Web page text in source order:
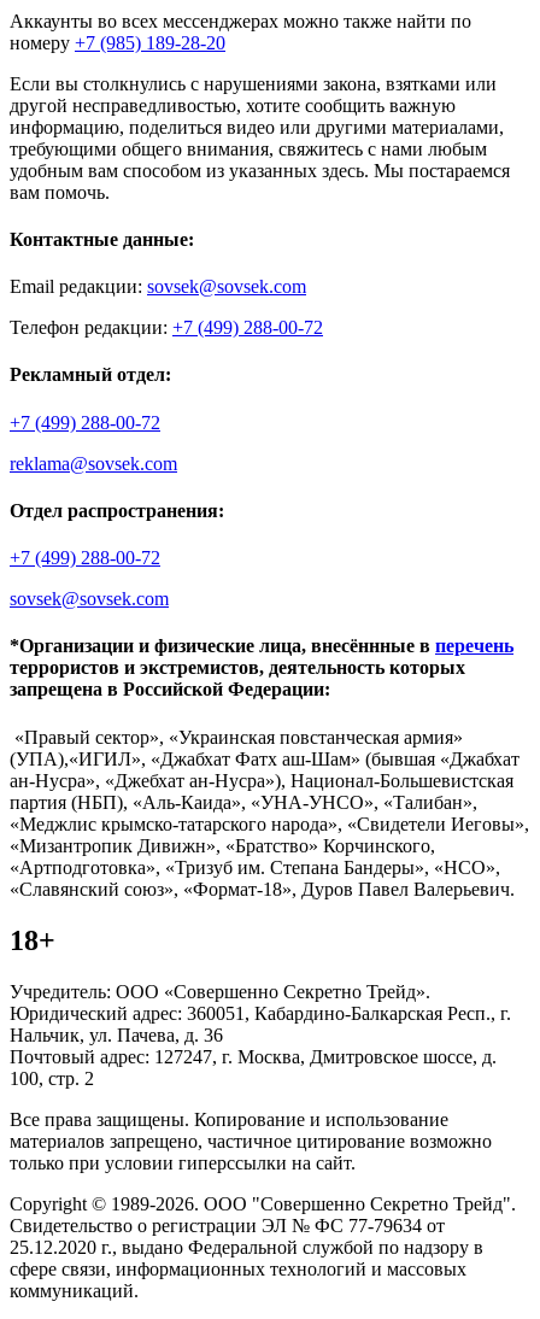
Аккаунты во всех мессенджерах можно также найти по
номеру +7 (985) 189-28-20
Если вы столкнулись с нарушениями закона, взятками или
другой несправедливостью, хотите сообщить важную
информацию, поделиться видео или другими материалами,
требующими общего внимания, свяжитесь с нами любым
удобным вам способом из указанных здесь. Мы постараемся
вам помочь.
Контактные данные:
Email редакции: sovsek@sovsek.com
Телефон редакции: +7 (499) 288-00-72
Рекламный отдел:
+7 (499) 288-00-72
reklama@sovsek.com
Отдел распространения:
+7 (499) 288-00-72
sovsek@sovsek.com
*Организации и физические лица, внесённные в перечень
террористов и экстремистов, деятельность которых
запрещена в Российской Федерации:
«Правый сектор», «Украинская повстанческая армия»
(УПА),«ИГИЛ», «Джабхат Фатх аш-Шам» (бывшая «Джабхат
ан-Нусра», «Джебхат ан-Нусра»), Национал-Большевистская
партия (НБП), «Аль-Каида», «УНА-УНСО», «Талибан»,
«Меджлис крымско-татарского народа», «Свидетели Иеговы»,
«Мизантропик Дивижн», «Братство» Корчинского,
«Артподготовка», «Тризуб им. Степана Бандеры», «НСО»,
«Славянский союз», «Формат-18», Дуров Павел Валерьевич.
18+
Учредитель: ООО «Совершенно Секретно Трейд».
Юридический адрес: 360051, Кабардино-Балкарская Респ., г.
Нальчик, ул. Пачева, д. 36
Почтовый адрес: 127247, г. Москва, Дмитровское шоссе, д.
100, стр. 2
Все права защищены. Копирование и использование
материалов запрещено, частичное цитирование возможно
только при условии гиперссылки на сайт.
Copyright © 1989-2026. ООО "Совершенно Секретно Трейд".
Свидетельство о регистрации ЭЛ № ФС 77-79634 от
25.12.2020 г., выдано Федеральной службой по надзору в
сфере связи, информационных технологий и массовых
коммуникаций.